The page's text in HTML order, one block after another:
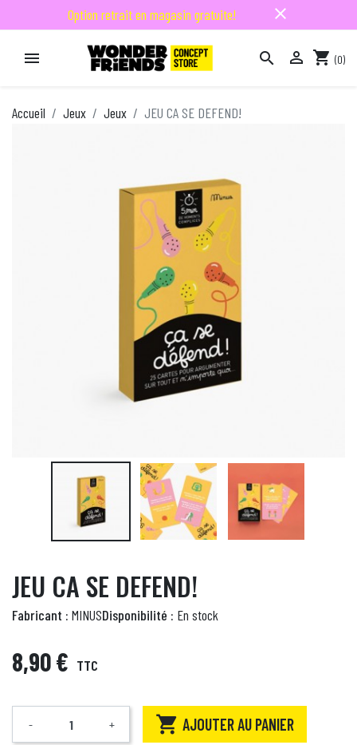
Option retrait en magasin gratuite! close
   shopping_cart (0)
Accueil Jeux Jeux JEU CA SE DEFEND!
JEU CA SE DEFEND!
Fabricant : MINUSDisponibilité : En stock
8,90 € TTC
Quantité
- +  AJOUTER AU PANIER